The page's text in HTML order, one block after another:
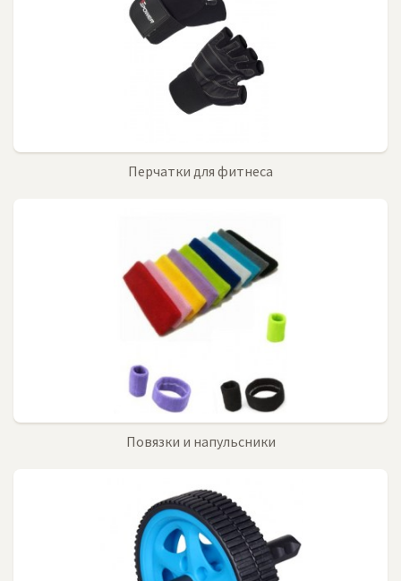
Перчатки для фитнеса
Повязки и напульсники